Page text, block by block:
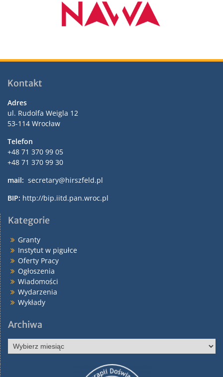
Kontakt
Adres
ul. Rudolfa Weigla 12
53-114 Wrocław
Telefon
+48 71 370 99 05
+48 71 370 99 30
mail: secretary@hirszfeld.pl
BIP: http://bip.iitd.pan.wroc.pl
Kategorie
Granty
Instytut w pigułce
Oferty Pracy
Ogłoszenia
Wiadomości
Wydarzenia
Wykłady
Archiwa
Archiwa